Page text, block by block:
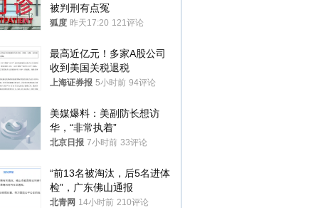
被判刑有点冤
狐度 昨天17:20 121评论
最高近亿元！多家A股公司
收到美国关税退税
上海证券报 5小时前 94评论
美媒爆料：美副防长想访
华，“非常执着”
北京日报 7小时前 33评论
“前13名被淘汰，后5名进体
检”，广东佛山通报
北青网 14小时前 210评论